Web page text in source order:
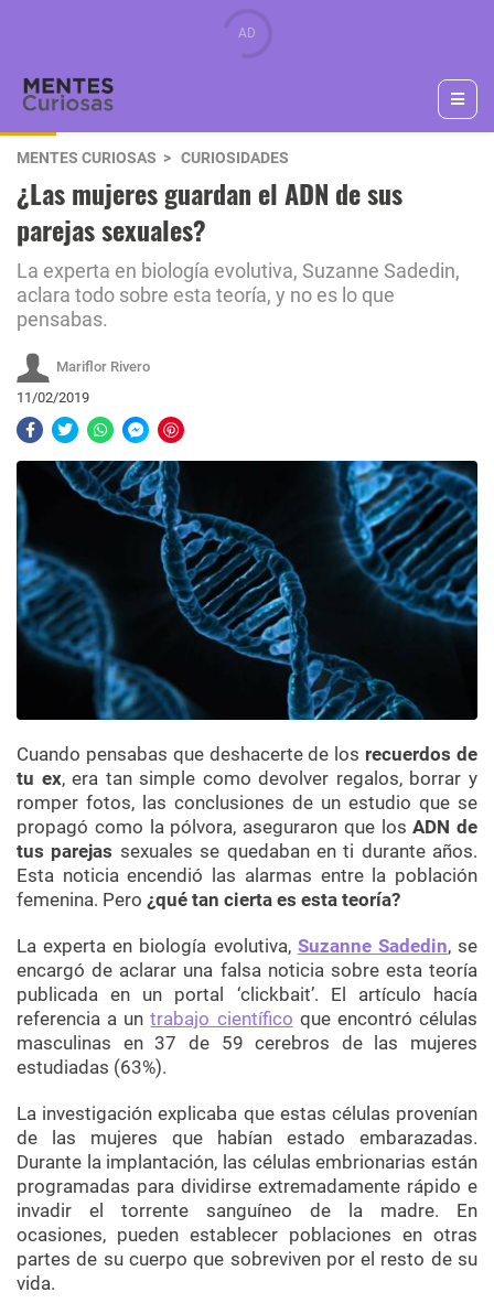
MENTES CURIOSAS CURIOSIDADES
¿Las mujeres guardan el ADN de sus
parejas sexuales?
La experta en biología evolutiva, Suzanne Sadedin,
aclara todo sobre esta teoría, y no es lo que
pensabas.
Mariflor Rivero
11/02/2019
Cuando pensabas que deshacerte de los recuerdos de
tu ex, era tan simple como devolver regalos, borrar y
romper fotos, las conclusiones de un estudio que se
propagó como la pólvora, aseguraron que los ADN de
tus parejas sexuales se quedaban en ti durante años.
Esta noticia encendió las alarmas entre la población
femenina. Pero ¿qué tan cierta es esta teoría?
La experta en biología evolutiva, Suzanne Sadedin, se
encargó de aclarar una falsa noticia sobre esta teoría
publicada en un portal ‘clickbait’. El artículo hacía
referencia a untrabajo científico que encontró células
masculinas en 37 de 59 cerebros de las mujeres
estudiadas (63%).
La investigación explicaba que estas células provenían
de las mujeres que habían estado embarazadas.
Durante la implantación, las células embrionarias están
programadas para dividirse extremadamente rápido e
invadir el torrente sanguíneo de la madre. En
ocasiones, pueden establecer poblaciones en otras
partes de su cuerpo que sobreviven por el resto de su
vida.